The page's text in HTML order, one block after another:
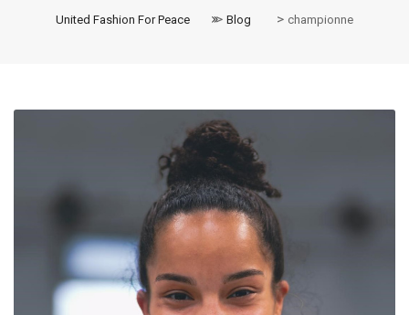
United Fashion For Peace > Blog > championne